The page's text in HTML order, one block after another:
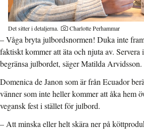
Det sitter i detaljerna. Charlotte Perhammar
– Våga bryta julbordsnormen! Duka inte
faktiskt kommer att äta och njuta av.
begränsa julbordet, säger Matilda Arvidsson.
Domenica de Janon som är från Ecuador
vänner som inte heller kommer att åka hem
vegansk fest i stället för julbord.
– Att minska eller helt skära ner på